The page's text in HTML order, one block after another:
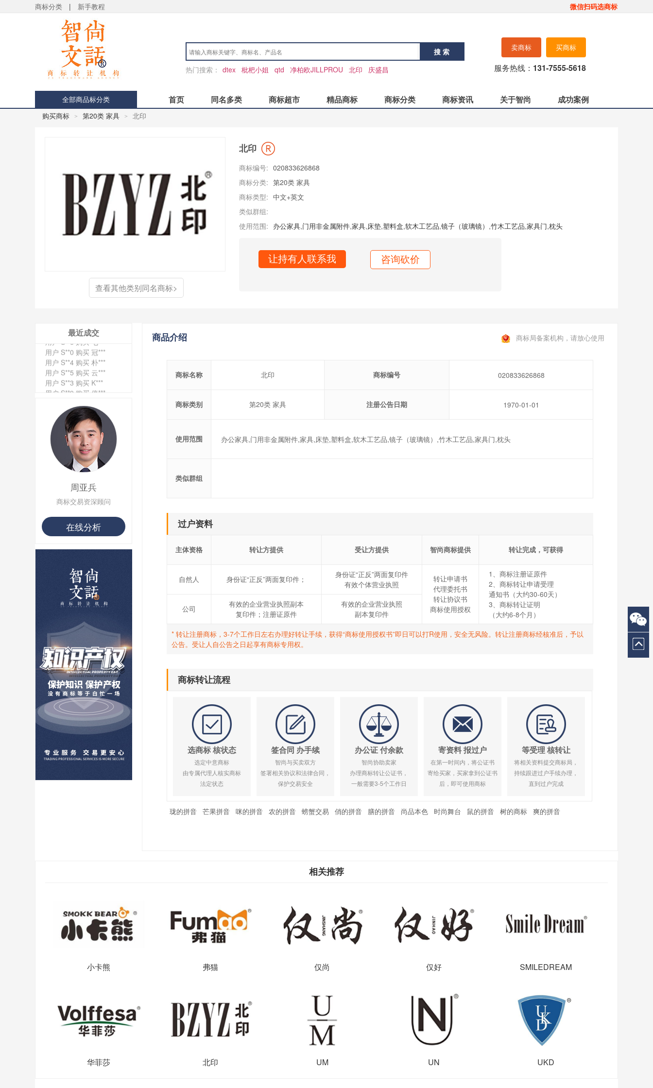
商标分类 | 新手教程 微信扫码选商标
搜 索
热门搜索： dtex 枇杷小姐 qtd 净柏欧JILLPROU 北印 庆盛昌
买商标
卖商标
服务热线： 131-7555-5618
全部商品标分类 首页 同名多类 商标超市 精品商标 商标分类 商标资讯 关于智尚 成功案例
购买商标 > 第20类 家具 > 北印
查看其他类别同名商标>
北印
商标编号: 020833626868
商标分类: 第20类 家具
商标类型: 中文+英文
类似群组:
使用范围: 办公家具,门用非金属附件,家具,床垫,塑料盒,软木工艺品,镜子（玻璃镜） ,竹木工艺品,家具门,枕头
让持有人联系我 咨询砍价
最近成交
用户 S**6 购买 七***
用户 S**0 购买 冠***
用户 S**4 购买 朴***
用户 S**5 购买 云***
用户 S**3 购买 K***
用户 S**9 购买 停***
用户 S**0 购买 V***
用户 S**1 购买 皇***
用户 S**8 购买 专***
用户 S**14 购买 宅***
用户 S**26 购买 图***
用户 S**10 购买 侯***
用户 S**16 购买 火***
用户 S**25 购买 水***
用户 S**33 购买 巴***
用户 S**80 购买 王***
用户 S**19 购买 T***
用户 S**22 购买 茶***
用户 S**68 购买 俏***
周亚兵
商标交易资深顾问
在线分析
商品介绍 商标局备案机构，请放心使用
商标名称 北印 商标编号 020833626868
商标类别 第20类 家具 注册公告日期 1970-01-01
使用范围 办公家具,门用非金属附件,家具,床垫,塑料盒,软木工艺品,镜子（玻璃镜）,竹木工艺品,家具门,枕头
类似群组
过户资料
主体资格 转让方提供 受让方提供 智尚商标提供 转让完成，可获得
自然人 身份证“正反”两面复印件；
身份证“正反”两面复印件
有效个体营业执照
转让申请书
代理委托书
转让协议书
商标使用授权
1、商标注册证原件
2、商标转让申请受理
通知书（大约30-60天）
3、商标转让证明
（大约6-8个月）
公司
有效的企业营业执照副本
复印件；注册证原件
有效的企业营业执照
副本复印件
* 转让注册商标，3-7个工作日左右办理好转让手续，获得“商标使用授权书”即日可以打R使用，安全无风险。转让注册商标经核准后，予以
公告。受让人自公告之日起享有商标专用权。
商标转让流程
选商标 核状态
选定中意商标
由专属代理人核实商标
法定状态
签合同 办手续
智尚与买卖双方
签署相关协议和法律合同，
保护交易安全
办公证 付余款
智尚协助卖家
办理商标转让公证书，
一般需要3-5个工作日
寄资料 报过户
在第一时间内，将公证书
寄给买家，买家拿到公证书
后，即可使用商标
等受理 核转让
将相关资料提交商标局，
持续跟进过户手续办理，
直到过户完成
珑的拼音 芒果拼音 咪的拼音 农的拼音 螃蟹交易 俏的拼音 膳的拼音 尚品本色 时尚舞台 鼠的拼音 树的商标 爽的拼音
相关推荐
小卡熊 弗猫 仅尚 仅好 SMILEDREAM
华菲莎 北印 UM UN UKD